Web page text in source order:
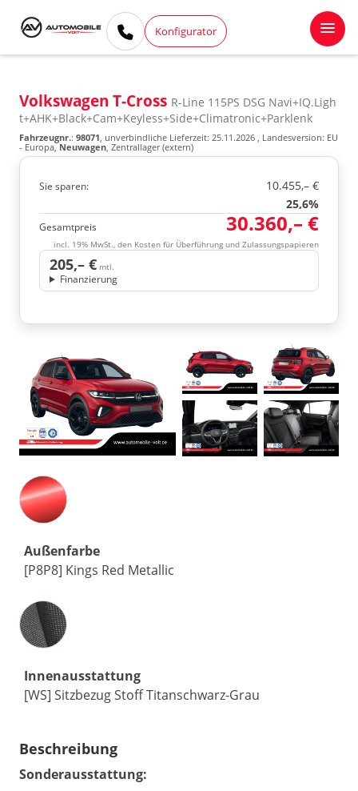
Konfigurator
Volkswagen T-Cross R-Line 115PS DSG Navi+IQ.Ligh
t+AHK+Black+Cam+Keyless+Side+Climatronic+Parklenk
Fahrzeugnr.: 98071, unverbindliche Lieferzeit: 25.11.2026 , Landesversion: EU
- Europa,Neuwagen, Zentrallager (extern)
Sie sparen:
10.455,– €
25,6%
Gesamtpreis 30.360,– €
incl. 19% MwSt., den Kosten für Überführung und Zulassungspapieren
205,– € mtl.
Finanzierung
Außenfarbe
[P8P8] Kings Red Metallic
Innenausstattung
Innenausstattung
[WS] Sitzbezug Stoff Titanschwarz-Grau
Beschreibung
Sonderausstattung: